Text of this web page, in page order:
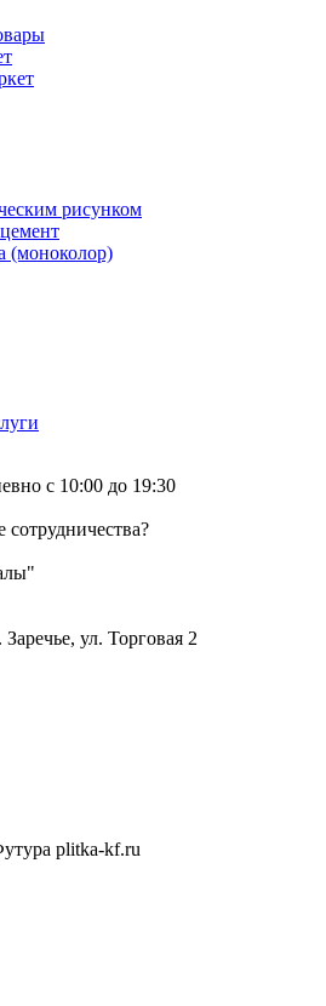
рисунком
(моноколор)
с 10:00 до 19:30
ул. Торговая 2
plitka-kf.ru